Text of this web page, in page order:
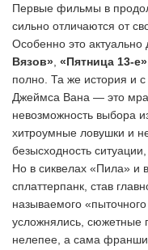
Первые фильмы в
сильно отличаются от
Особенно это актуально
Вязов» «Пятница 13-е»
полно. Та же история и с
Джеймса Вана — это
невозможность выбора
хитроумные ловушки и
безысходность
Но в сиквелах «Пила» и
сплаттерпанк, став
называемого
усложнялись, сюжетные
нелепее, а сама